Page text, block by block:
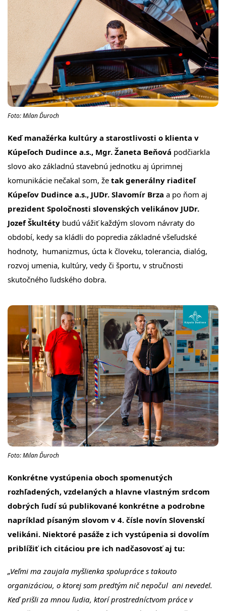
Foto: Milan Ďuroch
Keď manažérka kultúry a starostlivosti o klienta v
Kúpeľoch Dudince a.s., Mgr. Žaneta Beňová podčiarkla
slovo ako základnú stavebnú jednotku aj úprimnej
komunikácie nečakal som, že tak generálny riaditeľ
Kúpeľov Dudince a.s., JUDr. Slavomír Brza a po ňom aj
prezident Spoločnosti slovenských velikánov JUDr.
Jozef Škultéty budú vážiť každým slovom návraty do
období, kedy sa kládli do popredia základné všeľudské
hodnoty, humanizmus, úcta k človeku, tolerancia, dialóg,
rozvoj umenia, kultúry, vedy či športu, v stručnosti
skutočného ľudského dobra.
Foto: Milan Ďuroch
Konkrétne vystúpenia oboch spomenutých
rozhľadených, vzdelaných a hlavne vlastným srdcom
dobrých ľudí sú publikované konkrétne a podrobne
napríklad písaným slovom v 4. čísle novín Slovenskí
velikáni. Niektoré pasáže z ich vystúpenia si dovolím
priblížiť ich citáciou pre ich nadčasovosť aj tu:
„Veľmi ma zaujala myšlienka spolupráce s takouto
organizáciou, o ktorej som predtým nič nepočul ani nevedel.
Keď prišli za mnou ľudia, ktorí prostredníctvom práce v